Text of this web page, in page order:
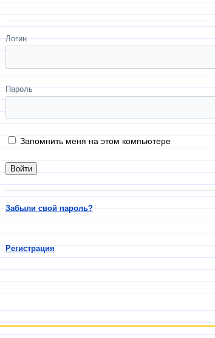
Логин
Пароль
Запомнить меня на этом компьютере
Забыли свой пароль?
Регистрация